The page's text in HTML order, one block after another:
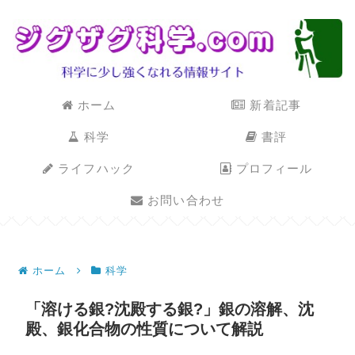
ホーム 新着記事
科学 書評
ライフハック プロフィール
お問い合わせ
ホーム 科学
「溶ける銀?沈殿する銀?」銀の溶解、沈
殿、銀化合物の性質について解説